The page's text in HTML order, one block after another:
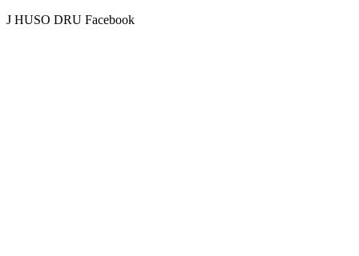
J HUSO DRU Facebook